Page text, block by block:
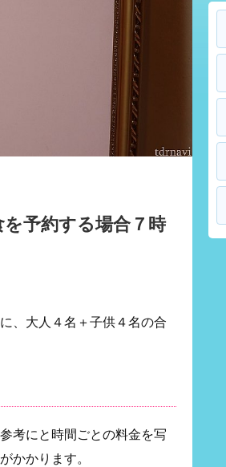
予約する場合７時
、大人４名＋子供４名の合
考にと時間ごとの料金を写
かかります。